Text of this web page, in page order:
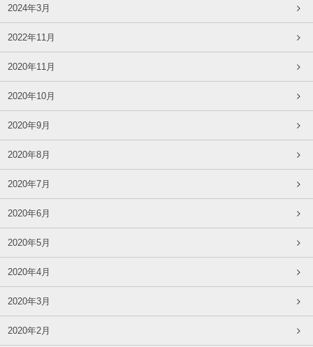
2024年3月
2022年11月
2020年11月
2020年10月
2020年9月
2020年8月
2020年7月
2020年6月
2020年5月
2020年4月
2020年3月
2020年2月